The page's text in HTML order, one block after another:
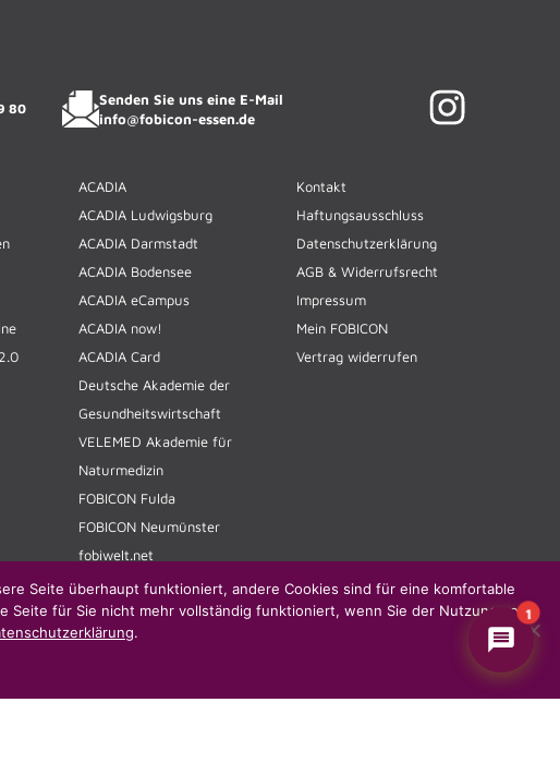
80
Senden Sie uns eine E-Mail
info@fobicon-essen.de
ACADIA
ACADIA Ludwigsburg
ACADIA Darmstadt
ACADIA Bodensee
ACADIA eCampus
ACADIA now!
ACADIA Card
Deutsche Akademie der
Gesundheitswirtschaft
VELEMED Akademie für
Naturmedizin
FOBICON Fulda
FOBICON Neumünster
fobiwelt.net
MK Concepte
PHYSIO SERVICE
PRAXISNACHFOLGE
SANOVUM
Kontakt
Haftungsausschluss
Datenschutzerklärung
AGB & Widerrufsrecht
Impressum
Mein FOBICON
Vertrag widerrufen
Seite überhaupt funktioniert, andere Cookies sind für eine komfortable
Seite für Sie nicht mehr vollständig funktioniert, wenn Sie der Nutzung von
.
1